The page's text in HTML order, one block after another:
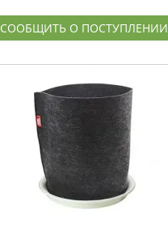
СООБЩИТЬ О ПОСТУПЛЕНИИ